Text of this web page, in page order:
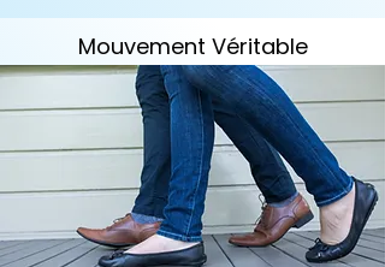
Mouvement Véritable